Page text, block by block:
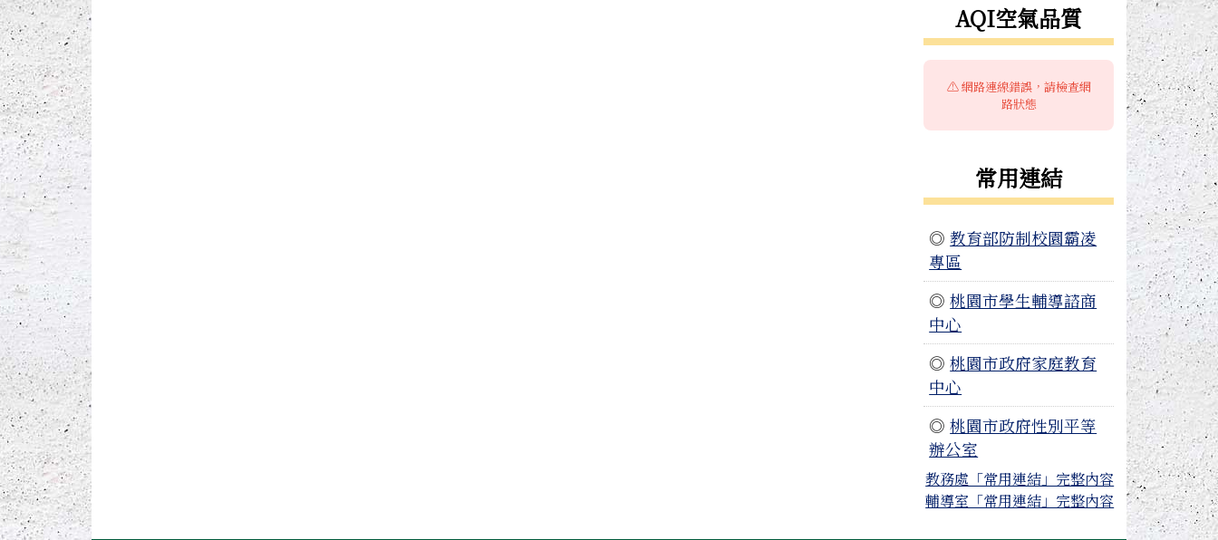
AQI空氣品質
⚠️ 網路連線錯誤，請檢查網
路狀態
常用連結
◎教育部防制校園霸凌
專區
◎桃園市學生輔導諮商
中心
◎桃園市政府家庭教育
中心
◎桃園市政府性別平等
辦公室
教務處「常用連結」完整內容
輔導室「常用連結」完整內容